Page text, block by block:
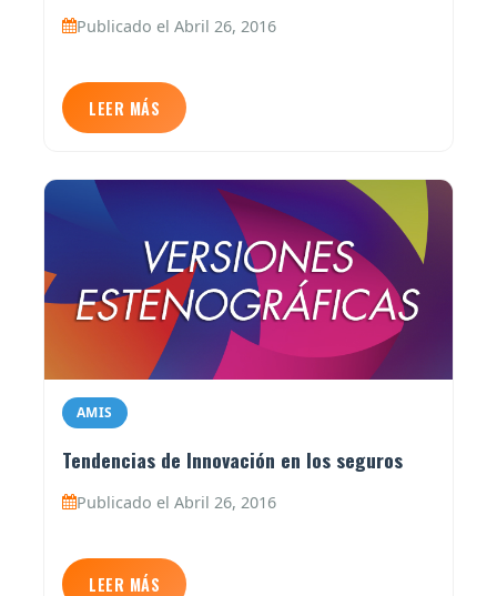
Publicado el Abril 26, 2016
LEER MÁS
AMIS
Tendencias de Innovación en los seguros
Publicado el Abril 26, 2016
LEER MÁS